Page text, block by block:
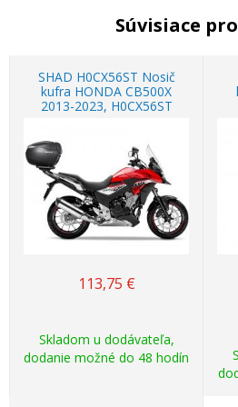
Súvisiace
SHAD H0CX56ST Nosič
kufra HONDA CB500X
2013-2023, H0CX56ST
113,75 €
Skladom u dodávateľa,
dodanie možné do 48 hodín